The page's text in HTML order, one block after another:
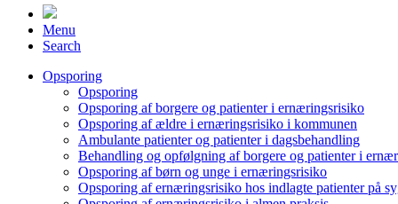
Menu
Search
Opsporing
Opsporing
Opsporing af borgere og patienter i ernæringsrisiko
Opsporing af ældre i ernæringsrisiko i kommunen
Ambulante patienter og patienter i dagsbehandling
Behandling og opfølgning af borgere og patienter i
Opsporing af børn og unge i ernæringsrisiko
Opsporing af ernæringsrisiko hos indlagte patienter på